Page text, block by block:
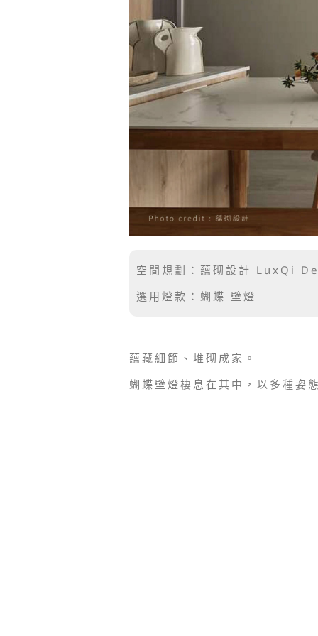
空間規劃：蘊砌設計 LuxQi
選用燈款：蝴蝶 壁燈
蘊藏細節、堆砌成家。
蝴蝶壁燈棲息在其中，以多種姿